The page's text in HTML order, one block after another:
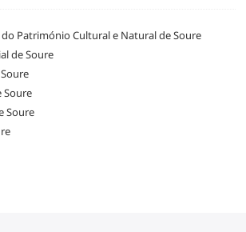
do Património Cultural e Natural de Soure
de Soure
Soure
Soure